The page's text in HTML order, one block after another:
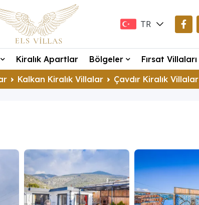
TR
DE
Kiralık Apartlar Bölgeler Fırsat Villaları
Kalkan Kiralık Villalar Çavdır Kiralık Villalar